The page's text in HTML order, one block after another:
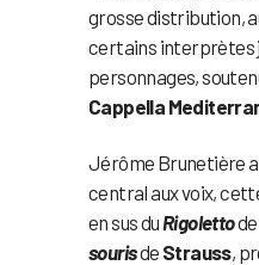
grosse distribution,
certains interprètes
personnages,
Cappella
Jérôme Brunetière a
central aux voix,
en sus du Rigoletto
sourisde Strauss,